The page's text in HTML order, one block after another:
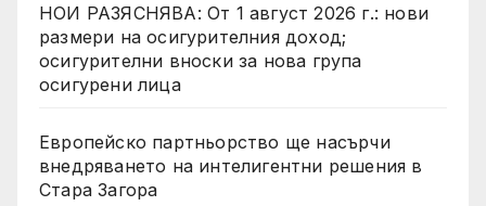
НОИ РАЗЯСНЯВА: От 1 август 2026 г.: нови
размери на осигурителния доход;
осигурителни вноски за нова група
осигурени лица
Европейско партньорство ще насърчи
внедряването на интелигентни решения в
Стара Загора